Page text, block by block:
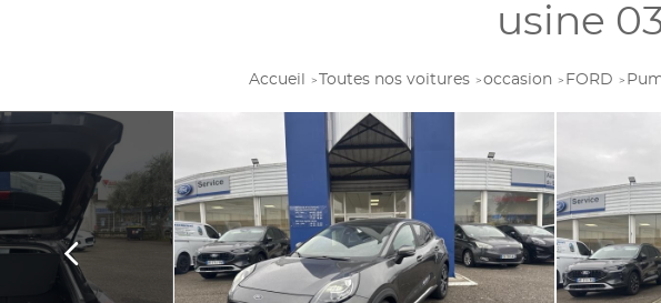
usine
Accueil Toutes nos voitures occasion FORD